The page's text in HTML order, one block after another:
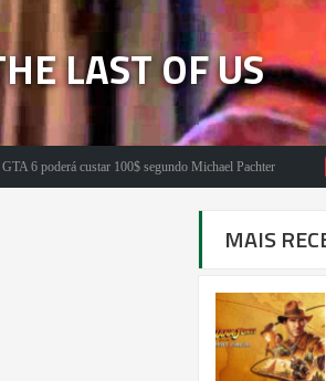
LAST OF US
custar 100$ segundo Michael Pachter Em
MAIS